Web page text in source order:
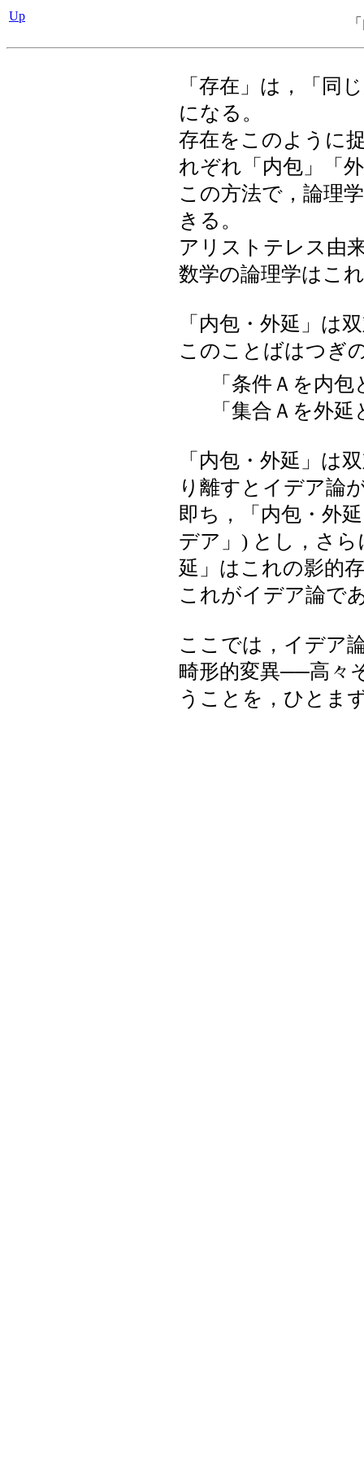
Up
「存在」は，「同
になる。
存在をこのように
れぞれ「内包」「
この方法で，論理
きる。
アリストテレス由
数学の論理学はこ
「内包・外延」は
このことばはつぎ
「条件Ａを内
「集合Ａを外
「内包・外延」は
り離すとイデア論
即ち，「内包・外
デア」) とし，さ
延」はこれの影的
これがイデア論で
ここでは，イデア
畸形的変異──高々
うことを，ひとま